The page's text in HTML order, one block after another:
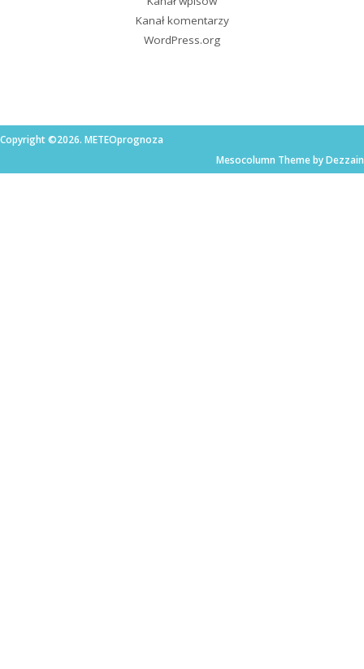
Kanał komentarzy
WordPress.org
Copyright ©2026. METEOprognoza
Mesocolumn Theme by Dezzain